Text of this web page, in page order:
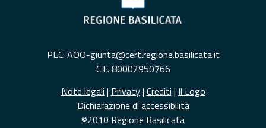
PEC: AOO-giunta@cert.regione.basilicata.it
C.F. 80002950766
Note legali | Privacy| Crediti | Il Logo
Dichiarazione di accessibilità
©2010 Regione Basilicata